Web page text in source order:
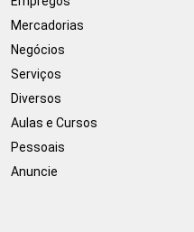
Mercadorias
Negócios
Serviços
Diversos
Aulas e Cursos
Pessoais
Anuncie